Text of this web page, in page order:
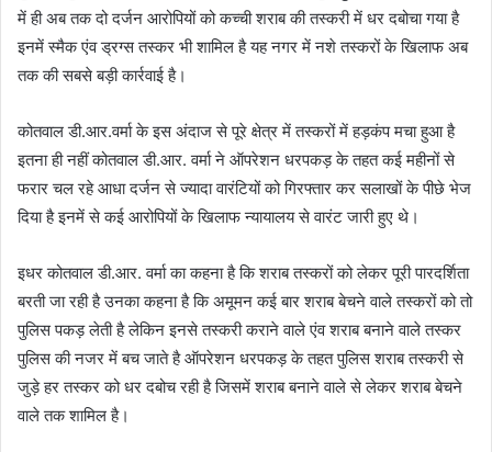
में ही अब तक दो दर्जन आरोपियों को कच्ची शराब की तस्करी में धर दबोचा गया है
इनमें स्मैक एंव ड्रग्स तस्कर भी शामिल है यह नगर में नशे तस्करों के खिलाफ अब
तक की सबसे बड़ी कार्रवाई है।
कोतवाल डी.आर.वर्मा के इस अंदाज से पूरे क्षेत्र में तस्करों में हड़कंप मचा हुआ है
इतना ही नहीं कोतवाल डी.आर. वर्मा ने ऑपरेशन धरपकड़ के तहत कई महीनों से
फरार चल रहे आधा दर्जन से ज्यादा वारंटियों को गिरफ्तार कर सलाखों के पीछे भेज
दिया है इनमें से कई आरोपियों के खिलाफ न्यायालय से वारंट जारी हुए थे।
इधर कोतवाल डी.आर. वर्मा का कहना है कि शराब तस्करों को लेकर पूरी पारदर्शिता
बरती जा रही है उनका कहना है कि अमूमन कई बार शराब बेचने वाले तस्करों को तो
पुलिस पकड़ लेती है लेकिन इनसे तस्करी कराने वाले एंव शराब बनाने वाले तस्कर
पुलिस की नजर में बच जाते है ऑपरेशन धरपकड़ के तहत पुलिस शराब तस्करी से
जुड़े हर तस्कर को धर दबोच रही है जिसमें शराब बनाने वाले से लेकर शराब बेचने
वाले तक शामिल है।